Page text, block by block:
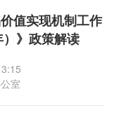
值实现机制工作
》政策解读
室